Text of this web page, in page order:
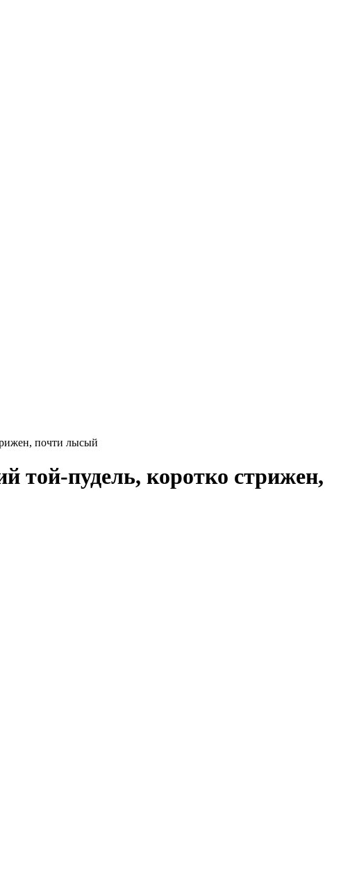
почти лысый
той-пудель, коротко стрижен,